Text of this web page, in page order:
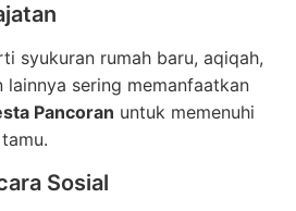
syukuran rumah baru, aqiqah,
lainnya sering memanfaatkan
Pancoran untuk memenuhi
Sosial